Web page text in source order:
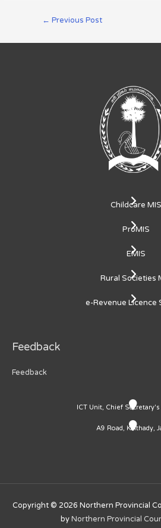
← Previous Post
Childcare MIS
ProMIS
EMIS
Rural Societies
e-Revenue Licence
Feedback
Feedback
ICT Unit, Chief
A9 Road, Kaithady,
Copyright © 2026 Northern Provincial
byNorthern Provincial